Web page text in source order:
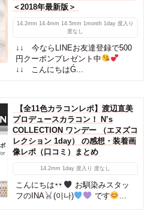
＜2018年最新版＞
14.2mm 14.4mm 14.5mm 1month 1day 度入り
度なし
↓↓ 今ならLINEお友達登録で500
円クーポンプレゼント中
↓↓ こんにちはǴ...
【全11色カラコンレポ】渡辺直美
プロデュースカラコン！ N’s
COLLECTION ワンデー （エヌズコ
レクション 1day） の感想・装着画
像レポ（口コミ）まとめ
14.2mm 1day 度入り 度なし
こんにちは
お馴染みスタッ
フのINA
(이나) です ...